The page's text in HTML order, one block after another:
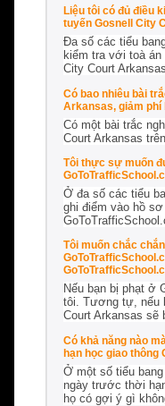
Liệu tôi có đủ điều
tuyến Gosnell City
Đa số các tiểu
kiểm tra với toà
City Court
Có bao nhiêu bài
Arkansas, giảm
Có một bài trắc
Court Arkansas
Tôi thực sự muốn
Ở đa số các tiểu
ghi điểm vào hồ
Tôi muốn chắc
Nếu bạn bị phạt ở
tôi. Tương tự, nếu
Court Arkansas sẽ
Có khả năng nào
hạn học giao thông
Ở một số tiểu
ngày trước thời
họ có gợi ý gì